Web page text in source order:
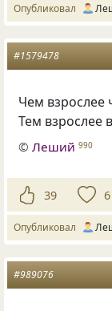
Опубликовал
#1579478
Чем взрослее
Тем взрослее
©Леший 990
39 6
Опубликовал
#989076